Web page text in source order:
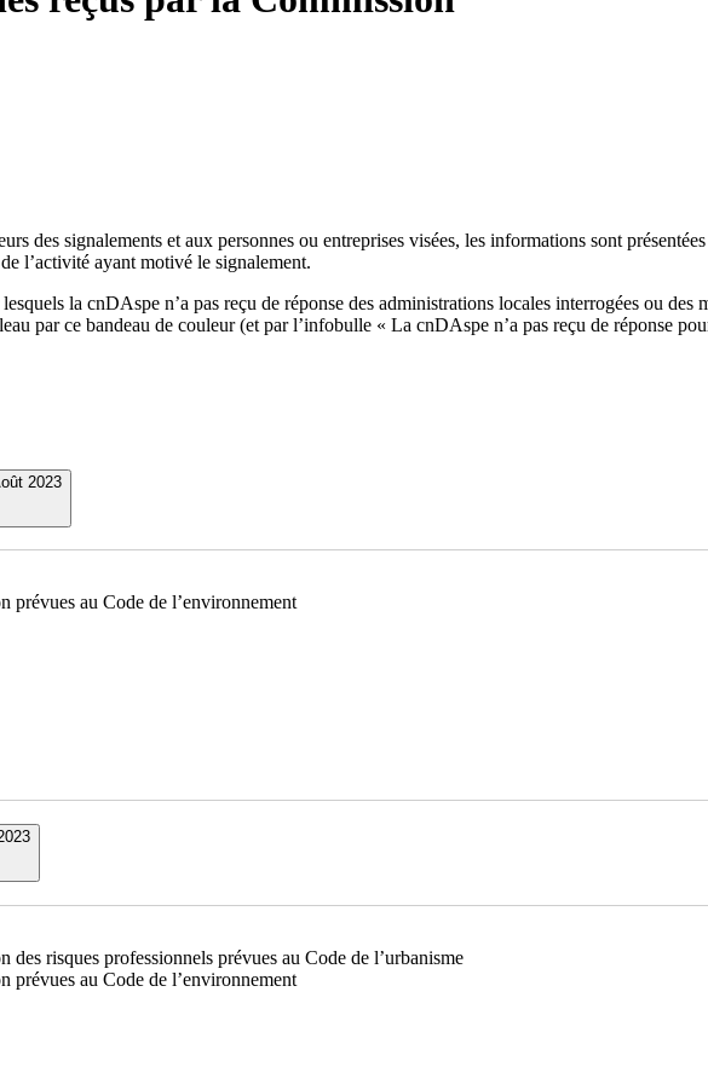
des signalements et aux personnes ou entreprises visées, les informations sont
l’activité ayant motivé le signalement.
la cnDAspe n’a pas reçu de réponse des administrations locales interrogées ou des
par ce bandeau de couleur (et par l’infobulle « La cnDAspe n’a pas reçu de réponse
2023
prévues au Code de l’environnement
risques professionnels prévues au Code de l’urbanisme
prévues au Code de l’environnement